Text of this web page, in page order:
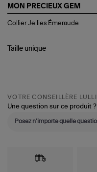
MON PRECIEUX GEM
Collier
Collier Jellies Émeraude
Taille unique
VOTRE CONSEILLÈRE LULLI
Une question sur ce produit ?